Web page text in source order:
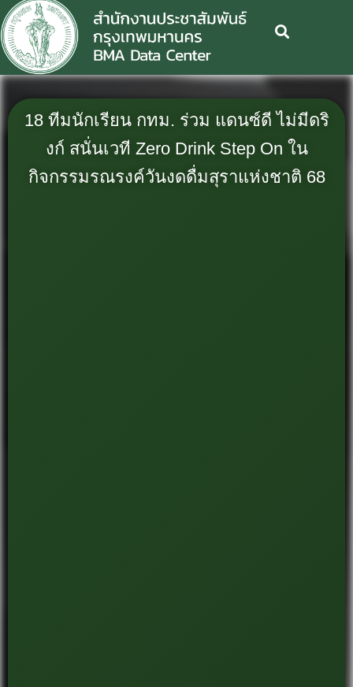
18 ทีมนักเรียน กทม. ร่วม แดนซ์ดี ไม่มีดริ
งก์ สนั่นเวที Zero Drink Step On ใน
กิจกรรมรณรงค์วันงดดื่มสุราแห่งชาติ 68